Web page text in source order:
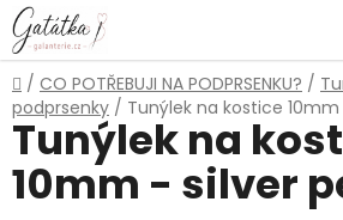
Přejít
na
obsah
Domů
/ CO POTŘEBUJI NA PODPRSENKU? /
podprsenky / Tunýlek na kostice
Tunýlek na
10mm - silver